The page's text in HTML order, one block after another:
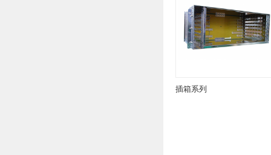
插箱系列